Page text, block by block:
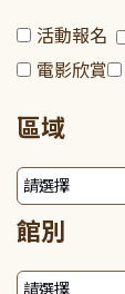
活動報名
電影欣賞
區域
館別